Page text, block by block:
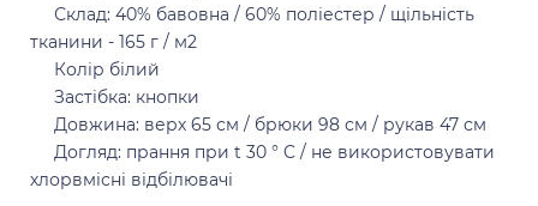
Склад: 40% бавовна / 60% поліестер / щільність
тканини - 165 г / м2
Колір білий
Застібка: кнопки
Довжина: верх 65 см / брюки 98 см / рукав 47 см
Догляд: прання при t 30 ° C / не використовувати
хлорвмісні відбілювачі